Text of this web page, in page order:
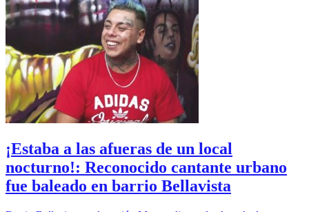
¡Estaba a las afueras de un local
nocturno!: Reconocido cantante urbano
fue baleado en barrio Bellavista